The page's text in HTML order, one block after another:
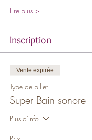
Lire plus >
Inscription
Vente expirée
Type de billet
Super Bain sonore
Plus d'info
Prix